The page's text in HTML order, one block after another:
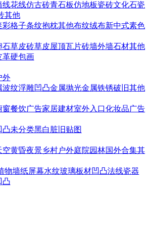
线花线仿古砖青石板仿地板瓷砖文化石瓷
其他
彩格子条纹抱枕其他布纹绒布新中式素色
石草皮砖草皮屋顶瓦片砖墙外墙石材其他
革硬包画
外
波纹浮雕凹凸金属抛光金属铁锈破旧其他
窗餐饮广告家居建材室外入口化妆品广告
凸未分类黑白脏旧贴图
空黄昏夜景乡村户外庭院园林国外合集其
物墙纸屏幕水纹玻璃板材凹凸法线瓷器
凸